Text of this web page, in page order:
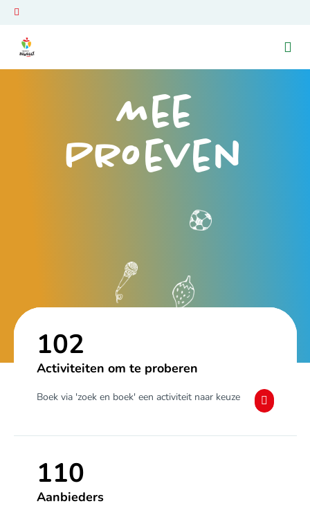
Ga naar de homepage van Venray Beweegt
Mee
Proeven
102
Activiteiten om te proberen
Boek via 'zoek en boek' een activiteit naar keuze
110
Aanbieders